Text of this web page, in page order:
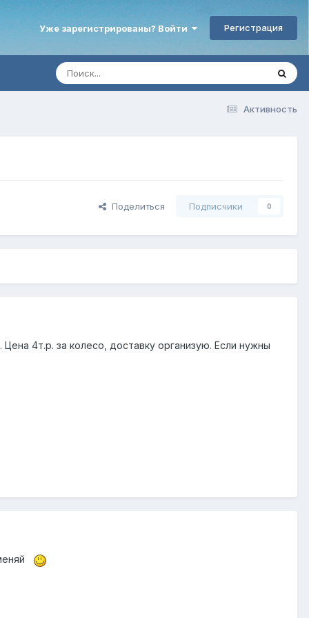
Уже зарегистрированы? Войти Регистрация
Активность
Поделиться Подписчики 0
4т.р. за колесо, доставку организую. Если нужны